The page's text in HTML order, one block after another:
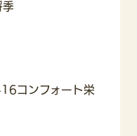
季
コンフォート栄